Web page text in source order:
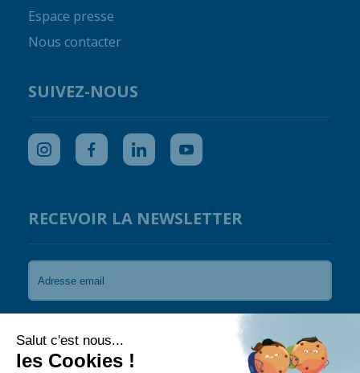
Espace presse
Nous contacter
SUIVEZ-NOUS
RECEVOIR LA NEWSLETTER
Je souhaite recevoir les newsletters de Coral
Guardian.